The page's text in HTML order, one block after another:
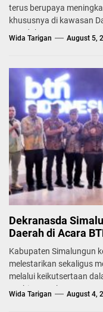
terus berupaya
khususnya di kawasan
mendukung...
Wida Tarigan August 5,
Dekranasda
Daerah di Acara
Kabupaten Simalungun
melestarikan sekaligus
melalui keikutsertaan
Fashion Week...
Wida Tarigan August 4,